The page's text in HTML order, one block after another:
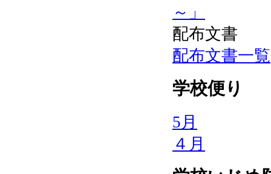
～」
配布文書
配布文書一覧
学校便り
5月
４月